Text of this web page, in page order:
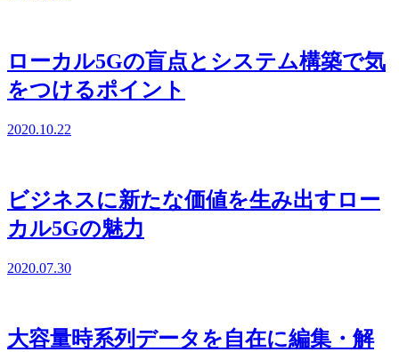
ローカル5Gの盲点とシステム構築で気
をつけるポイント
2020.10.22
ビジネスに新たな価値を生み出すロー
カル5Gの魅力
2020.07.30
大容量時系列データを自在に編集・解